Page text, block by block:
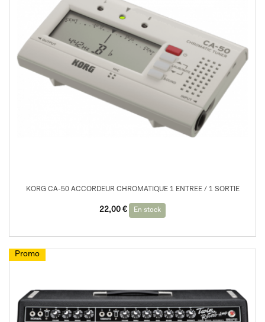
KORG CA-50 ACCORDEUR CHROMATIQUE 1 ENTREE / 1 SORTIE
22,00 € En stock
Promo